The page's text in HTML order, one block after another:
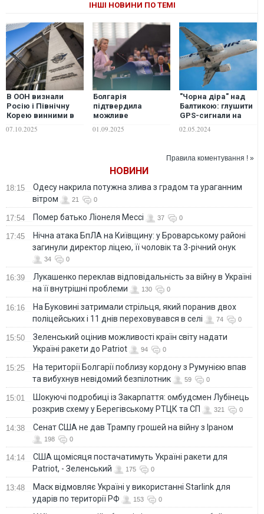
ІНШІ НОВИНИ ПО ТЕМІ
В ООН визнали
Росію і Північну
Корею винними в
GPS
07.10.2025
Болгарія
підтвердила
можливе
GPS-сигнал під час
01.09.2025
"Чорна діра" над
Балтикою: глушити
GPS-сигнали на
НАТО може
"Тобол", – ЗМІ
02.05.2024
Правила коментування ! »
НОВИНИ
18:15
Одесу накрила потужна злива з градом та ураганним
вітром
21 0
17:54 Помер батько Ліонеля Мессі 37 0
17:45
Нічна атака БпЛА на Київщину: у Броварському районі
загинули директор ліцею, її чоловік та 3-річний онук
34 0
16:39
Лукашенко переклав відповідальність за війну в Україні
на її внутрішні проблеми
130 0
16:16
На Буковині затримали стрільця, який поранив двох
поліцейських і 11 днів переховувався в селі
74 0
15:50
Зеленський оцінив можливості країн світу надати
Україні ракети до Patriot
94 0
15:25
На території Болгарії поблизу кордону з Румунією впав
та вибухнув невідомий безпілотник
59 0
15:01
Шокуючі подробиці із Закарпаття: омбудсмен Лубінець
розкрив схему у Берегівському РТЦК та СП
321 0
14:38 Сенат США не дав Трампу грошей на війну з Іраном
198 0
14:14
США щомісяця постачатимуть Україні ракети для
Patriot, - Зеленський
175 0
13:48
Маск відмовляє Україні у використанні Starlink для
ударів по території РФ
153 0